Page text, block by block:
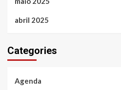
abril 2025
Categories
Agenda